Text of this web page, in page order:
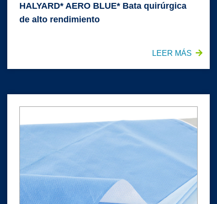
HALYARD* AERO BLUE* Bata quirúrgica
de alto rendimiento
LEER MÁS